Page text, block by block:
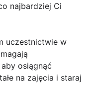
najbardziej Ci
uczestnictwie w
osiągnąć
na zajęcia i staraj